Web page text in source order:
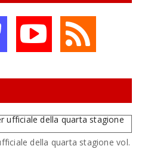
della quarta stagione vol.